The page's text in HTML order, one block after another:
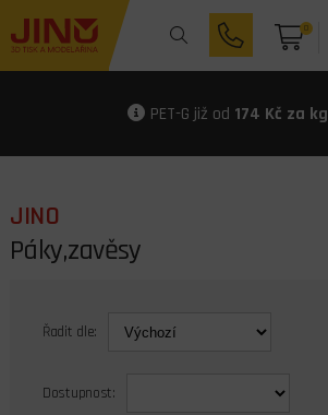
0
PET-G již od 174 Kč za kg
JINO
Páky,zavěsy
Řadit dle:
Dostupnost: